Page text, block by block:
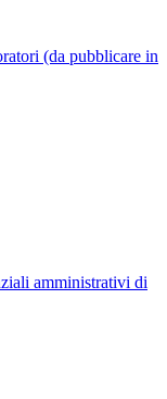
(da pubblicare in
amministrativi di